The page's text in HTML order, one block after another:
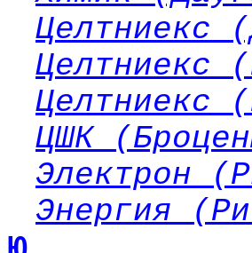
Целтниекс
Целтниекс
Целтниекс
ЦШК
Электрон
Энергия